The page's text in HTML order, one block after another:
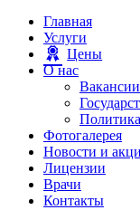
Главная
Услуги
Цены
О нас
Вакансии
Фотогалерея
Новости и
Лицензии
Врачи
Контакты